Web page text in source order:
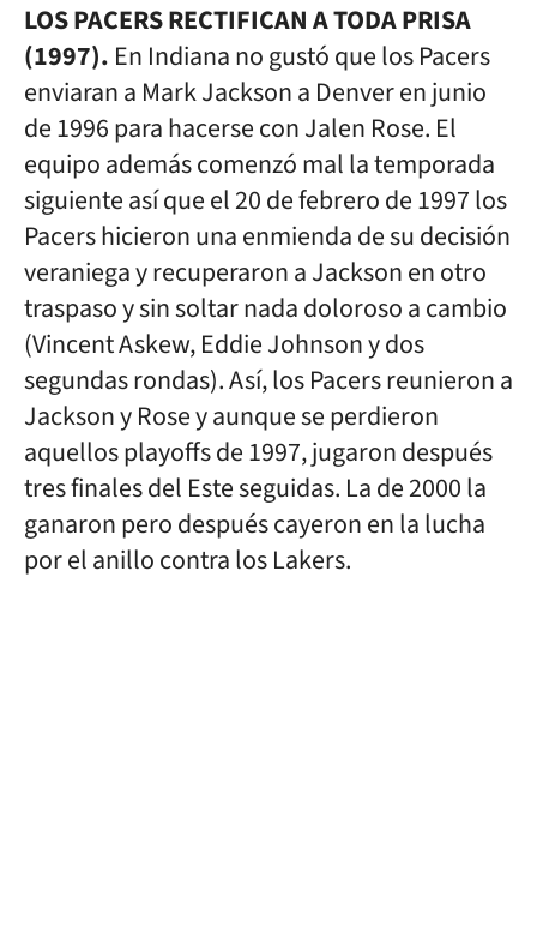
LOS PACERS RECTIFICAN A TODA PRISA
(1997). En Indiana no gustó que los Pacers
enviaran a Mark Jackson a Denver en junio
de 1996 para hacerse con Jalen Rose. El
equipo además comenzó mal la temporada
siguiente así que el 20 de febrero de 1997 los
Pacers hicieron una enmienda de su decisión
veraniega y recuperaron a Jackson en otro
traspaso y sin soltar nada doloroso a cambio
(Vincent Askew, Eddie Johnson y dos
segundas rondas). Así, los Pacers reunieron a
Jackson y Rose y aunque se perdieron
aquellos playoffs de 1997, jugaron después
tres finales del Este seguidas. La de 2000 la
ganaron pero después cayeron en la lucha
por el anillo contra los Lakers.